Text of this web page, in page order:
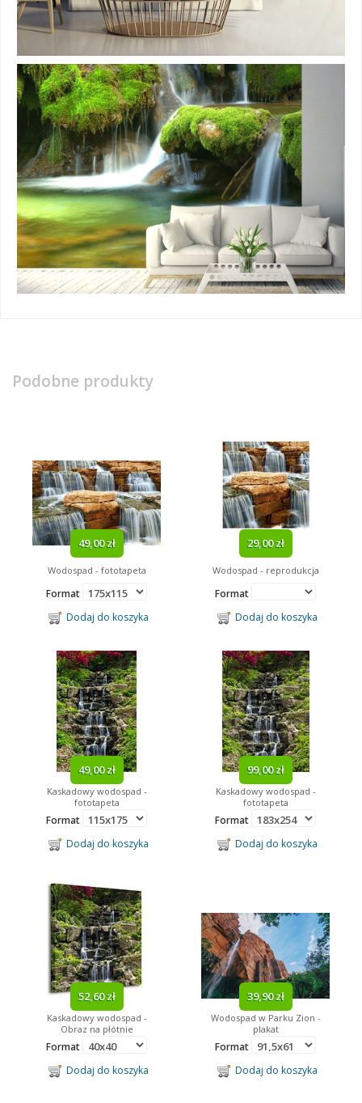
Podobne produkty
49,00 zł
Wodospad - fototapeta
Format
Dodaj do koszyka
29,00 zł
Wodospad - reprodukcja
Format
Dodaj do koszyka
49,00 zł
Kaskadowy wodospad -
fototapeta
Format
Dodaj do koszyka
99,00 zł
Kaskadowy wodospad -
fototapeta
Format
Dodaj do koszyka
52,60 zł
Kaskadowy wodospad -
Obraz na płótnie
Format
Dodaj do koszyka
39,90 zł
Wodospad w Parku Zion -
plakat
Format
Dodaj do koszyka